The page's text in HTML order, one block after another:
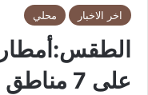
اخر الاخبار محلي
على 7